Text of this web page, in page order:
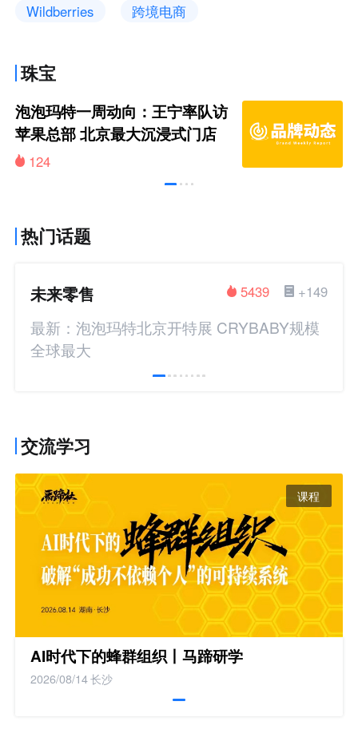
Wildberries
跨境电商
珠宝
泡泡玛特一周动向：王宁率队访
苹果总部 北京最大沉浸式门店
亮相
124
热门话题
未来零售 +149
5439
最新：泡泡玛特北京开特展 CRYBABY规模
全球最大
交流学习
课程
AI时代下的蜂群组织丨马蹄研学
2026/08/14长沙